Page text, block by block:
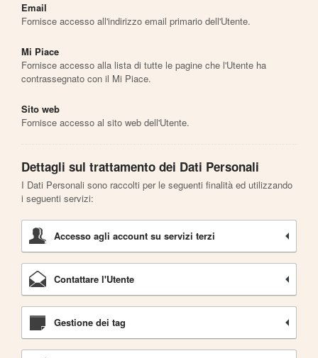
Email
Fornisce accesso all'indirizzo email primario dell'Utente.
Mi Piace
Fornisce accesso alla lista di tutte le pagine che l'Utente ha
contrassegnato con il Mi Piace.
Sito web
Fornisce accesso al sito web dell'Utente.
Dettagli sul trattamento dei Dati Personali
I Dati Personali sono raccolti per le seguenti finalità ed utilizzando
i seguenti servizi:
Accesso agli account su servizi terzi
Contattare l'Utente
Gestione dei tag